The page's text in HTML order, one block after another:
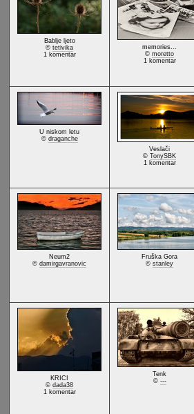
Bablje ljeto
© tetivika
1 komentar
memories...
© moretto
1 komentar
U niskom letu
© draganche
Veslači
© TonySBK
1 komentar
Neum2
© damirgavranovic
Fruška Gora
© stanley
KRICI
© dada38
1 komentar
Tenk
© ---